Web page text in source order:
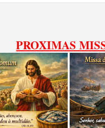
PROXIMAS